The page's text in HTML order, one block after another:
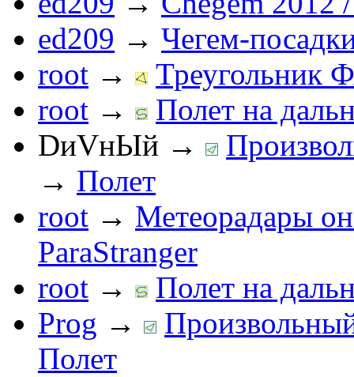
ed209 → Чегем-
root →
Треугольник
root →
Полет на
DиVнЫй →
→ Полет
root → Метеорадары
ParaStranger
root →
Полет на
Prog →
Полет